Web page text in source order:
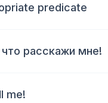
predicate
расскажи мне!
me!